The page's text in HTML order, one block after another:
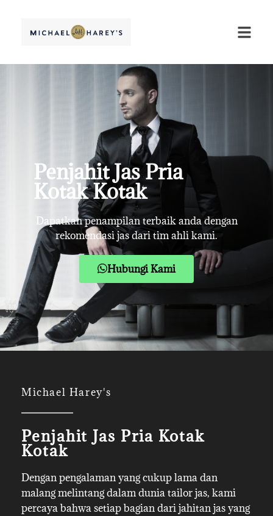
Penjahit Jas Pria
Kotak Kotak
Dapatkan penampilan terbaik anda dengan
rekomendasi jas dari tim ahli kami.
Hubungi Kami
Michael Harey's
Penjahit Jas Pria Kotak
Kotak
Dengan pengalaman yang cukup lama dan
malang melintang dalam dunia tailor jas, kami
percaya bahwa setiap bagian dari jahitan jas yang